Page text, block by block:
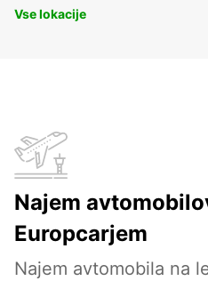
Vse lokacije
Najem
Europcarjem
Najem avtomobila na